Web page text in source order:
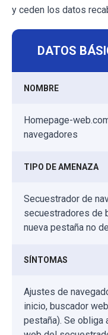
y ceden los datos
DATOS
NOMBRE
Homepage-
navegadores
TIPO DE AMENAZA
Secuestrador de
secuestradores de
nueva pestaña no
SÍNTOMAS
Ajustes de
inicio, buscador
pestaña). Se